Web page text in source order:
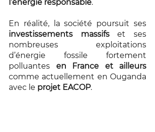
l’énergie responsable.
investissements massifs et ses
nombreuses exploitations
d’énergie fossile fortement
polluantes en France et ailleurs
comme actuellement en Ouganda
avec le projet EACOP.